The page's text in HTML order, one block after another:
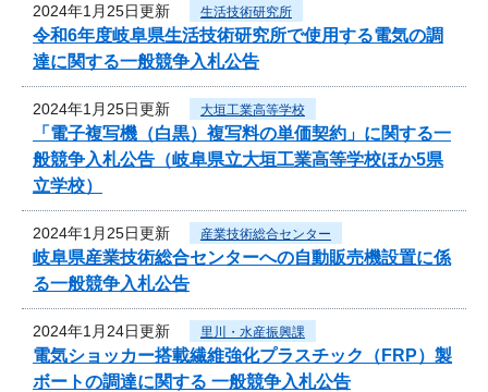
2024年1月25日更新 生活技術研究所
令和6年度岐阜県生活技術研究所で使用する電気の調
達に関する一般競争入札公告
2024年1月25日更新 大垣工業高等学校
「電子複写機（白黒）複写料の単価契約」に関する一
般競争入札公告（岐阜県立大垣工業高等学校ほか5県
立学校）
2024年1月25日更新 産業技術総合センター
岐阜県産業技術総合センターへの自動販売機設置に係
る一般競争入札公告
2024年1月24日更新 里川・水産振興課
電気ショッカー搭載繊維強化プラスチック（FRP）製
ボートの調達に関する 一般競争入札公告